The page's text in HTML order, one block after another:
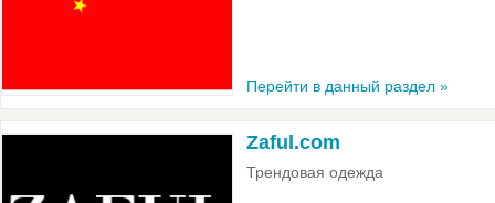
Перейти в данный раздел »
Zaful.com
Трендовая одежда